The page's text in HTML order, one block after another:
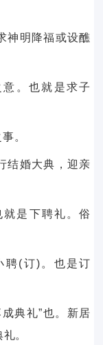
神明降福或设醮
。也就是求子
。
结婚大典，迎亲
是下聘礼。俗
聘(订)。也是订
典礼”也。新居
。